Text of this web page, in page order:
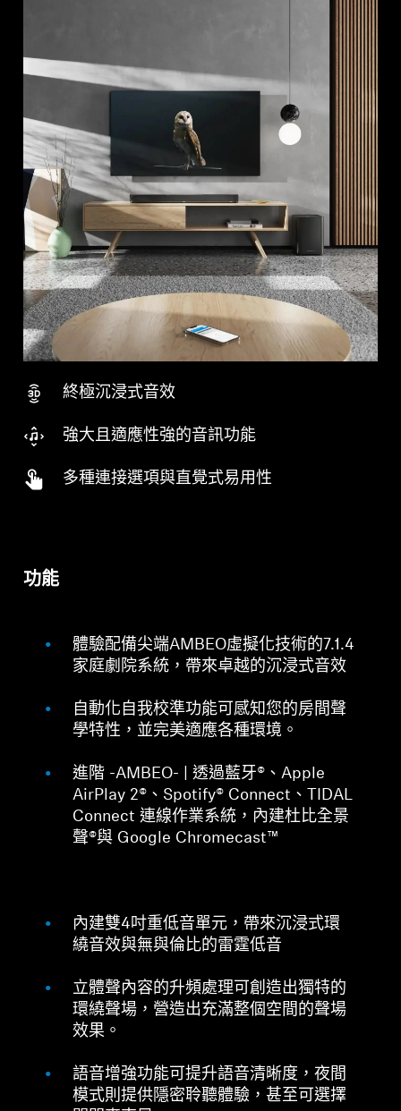
終極沉浸式音效
強大且適應性強的音訊功能
多種連接選項與直覺式易用性
功能
體驗配備尖端AMBEO虛擬化技術的7.1.4
家庭劇院系統，帶來卓越的沉浸式音效
自動化自我校準功能可感知您的房間聲
學特性，並完美適應各種環境。
進階 -AMBEO- | 透過藍牙®、Apple
AirPlay 2®、Spotify® Connect、TIDAL
Connect 連線作業系統，內建杜比全景
聲®與 Google Chromecast™
內建雙4吋重低音單元，帶來沉浸式環
繞音效與無與倫比的雷霆低音
立體聲內容的升頻處理可創造出獨特的
環繞聲場，營造出充滿整個空間的聲場
效果。
語音增強功能可提升語音清晰度，夜間
模式則提供隱密聆聽體驗，甚至可選擇